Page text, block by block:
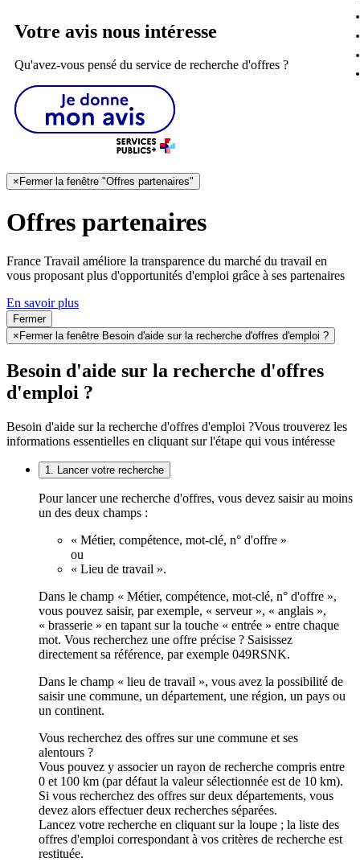
Votre avis nous intéresse
Qu'avez-vous pensé du service de recherche d'offres ?
× Fermer la fenêtre "Offres partenaires"
Offres partenaires
France Travail améliore la transparence du marché du travail en
vous proposant plus d'opportunités d'emploi grâce à ses partenaires
En savoir plus
Fermer
× Fermer la fenêtre Besoin d'aide sur la recherche d'offres d'emploi ?
Besoin d'aide sur la recherche d'offres
d'emploi ?
Besoin d'aide sur la recherche d'offres d'emploi ?Vous trouverez les
informations essentielles en cliquant sur l'étape qui vous intéresse
1. Lancer votre recherche
Pour lancer une recherche d'offres, vous devez saisir au moins
un des deux champs :
« Métier, compétence, mot-clé, n° d'offre »
ou
« Lieu de travail ».
Dans le champ « Métier, compétence, mot-clé, n° d'offre »,
vous pouvez saisir, par exemple, « serveur », « anglais »,
« brasserie » en tapant sur la touche « entrée » entre chaque
mot. Vous recherchez une offre précise ? Saisissez
directement sa référence, par exemple 049RSNK.
Dans le champ « lieu de travail », vous avez la possibilité de
saisir une commune, un département, une région, un pays ou
un continent.
Vous recherchez des offres sur une commune et ses
alentours ?
Vous pouvez y associer un rayon de recherche compris entre
0 et 100 km (par défaut la valeur sélectionnée est de 10 km).
Si vous recherchez des offres sur deux départements, vous
devez alors effectuer deux recherches séparées.
Lancez votre recherche en cliquant sur la loupe ; la liste des
offres d'emploi correspondant à vos critères de recherche est
restituée.